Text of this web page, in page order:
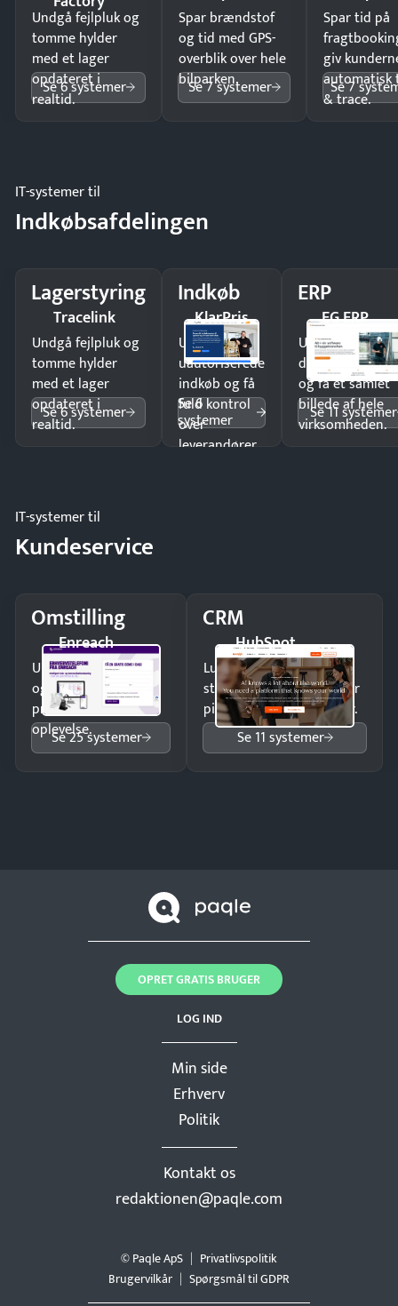
Undgå fejlpluk og
tomme hylder
med et lager
opdateret i
realtid.
Se 6 systemer
Spar brændstof
og tid med GPS-
overblik over hele
bilparken.
Se 7 systemer
Spar tid på
giv
automatisk
& trace.
Se 7
IT-systemer til
Indkøbsafdelingen
Lagerstyring
Tracelink
Undgå fejlpluk og
tomme hylder
med et lager
opdateret i
realtid.
Se 6 systemer
Indkøb
KlarPris
Undgå
uautoriserede
indkøb og få
fuld kontrol
over
leverandører
Se 6
systemer
ERP
EG ERP
Undgå
og få ét samlet
billede af hele
virksomheden.
Se 11 systemer
IT-systemer til
Kundeservice
Omstilling
Enreach
Undgå tabte opkald
og giv kunderne en
professionel
oplevelse.
Se 25 systemer
CRM
HubSpot
Luk flere salg med et
struktureret overblik over
pipeline og opfølgninger.
Se 11 systemer
Min side
Erhverv
Politik
Kontakt os
redaktionen@paqle.com
LOG IND
OPRET GRATIS BRUGER
© Paqle ApS
Privatlivspolitik
Brugervilkår
Spørgsmål til GDPR